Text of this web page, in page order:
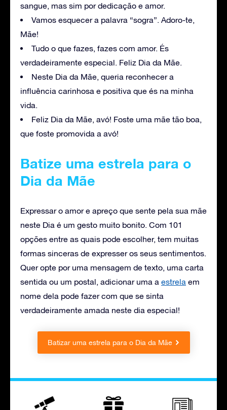
sangue, mas sim por dedicação e amor.
Vamos esquecer a palavra “sogra”. Adoro-te,
Mãe!
Tudo o que fazes, fazes com amor. És
verdadeiramente especial. Feliz Dia da Mãe.
Neste Dia da Mãe, queria reconhecer a
influência carinhosa e positiva que és na minha
vida.
Feliz Dia da Mãe, avó! Foste uma mãe tão boa,
que foste promovida a avó!
Batize uma estrela para o
Dia da Mãe
Expressar o amor e apreço que sente pela sua mãe
neste Dia é um gesto muito bonito. Com 101
opções entre as quais pode escolher, tem muitas
formas sinceras de expresser os seus sentimentos.
Quer opte por uma mensagem de texto, uma carta
sentida ou um postal, adicionar uma a estrela em
nome dela pode fazer com que se sinta
verdadeiramente amada neste dia especial!
Batizar uma estrela para o Dia da Mãe